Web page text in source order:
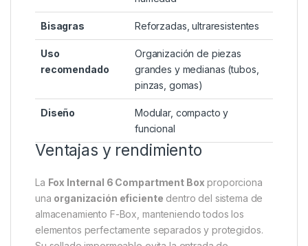
Bisagras Reforzadas, ultraresistentes
Uso
recomendado
Organización de piezas
grandes y medianas (tubos,
pinzas, gomas)
Diseño
Modular, compacto y
funcional
Ventajas y rendimiento
La Fox Internal 6 Compartment Box proporciona
una organización eficiente dentro del sistema de
almacenamiento F-Box, manteniendo todos los
elementos perfectamente separados y protegidos.